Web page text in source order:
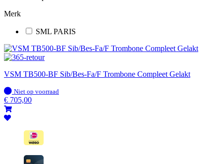
Merk
SML PARIS
VSM TB500-BF Sib/Bes-Fa/F Trombone Compleet Gelakt
Op
voorraad
Niet op voorraad
€ 705,00